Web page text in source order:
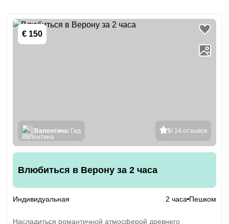
€ 150
5/ 14 отзывов
Валентина/ Гид
Влюбиться в Верону за 2 часа
Индивидуальная 2 часа Пешком
Насладиться романтичной атмосферой древнего